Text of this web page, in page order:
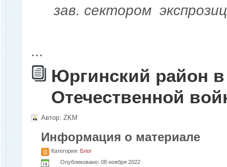
зав. сектором
...
Юргинский район
Отечественной
Автор: ZKM
Информация о материале
Категория: Блог
Опубликовано: 08 ноября 2022